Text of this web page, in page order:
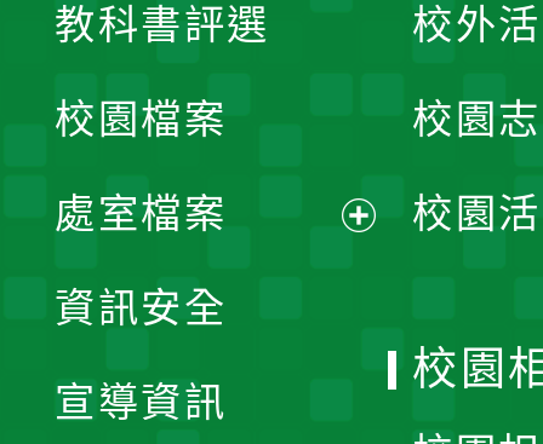
單
教科書評選
校園檔案
處室檔案
資訊安全
宣導資訊
校外
校園
校園
校園